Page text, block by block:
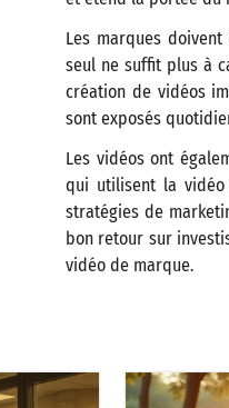
Les marques
seul ne suffit plus à
création de vidéos
sont exposés
Les vidéos ont
qui utilisent la vidéo
stratégies de
bon retour sur
vidéo de marque​.